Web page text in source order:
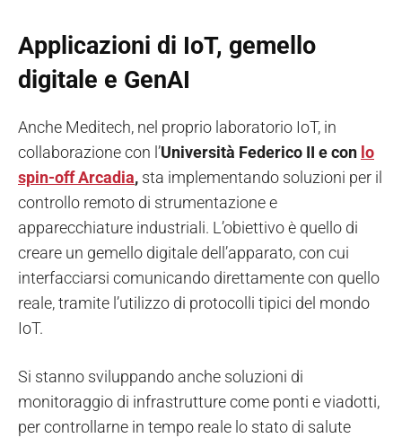
Applicazioni di IoT, gemello
digitale e GenAI
Anche Meditech, nel proprio laboratorio IoT, in
collaborazione con l’Università Federico II e con lo
spin-off Arcadia, sta implementando soluzioni per il
controllo remoto di strumentazione e
apparecchiature industriali. L’obiettivo è quello di
creare un gemello digitale dell’apparato, con cui
interfacciarsi comunicando direttamente con quello
reale, tramite l’utilizzo di protocolli tipici del mondo
IoT.
Si stanno sviluppando anche soluzioni di
monitoraggio di infrastrutture come ponti e viadotti,
per controllarne in tempo reale lo stato di salute